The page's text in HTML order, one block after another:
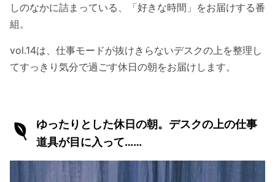
しのなかに詰まっている、「好きな時間」をお届けする番
組。
vol.14は、仕事モードが抜けきらないデスクの上を整理し
てすっきり気分で過ごす休日の朝をお届けします。
ゆったりとした休日の朝。デスクの上の仕事
道具が目に入って……